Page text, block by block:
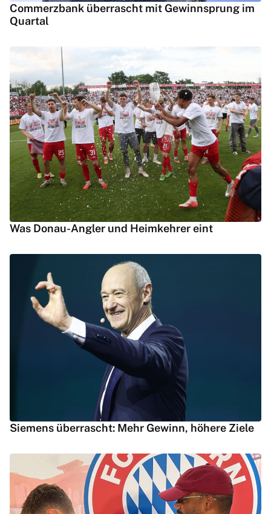
Commerzbank überrascht mit Gewinnsprung im
Quartal
Was Donau-Angler und Heimkehrer eint
Siemens überrascht: Mehr Gewinn, höhere Ziele